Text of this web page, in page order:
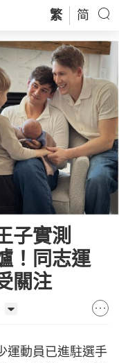
繁 简
子實測
！同志運
關注
運動員已進駐選手